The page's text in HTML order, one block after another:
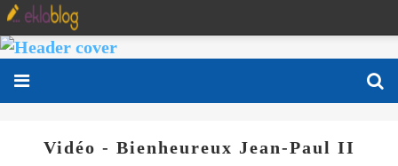
Vidéo - Bienheureux Jean-Paul II